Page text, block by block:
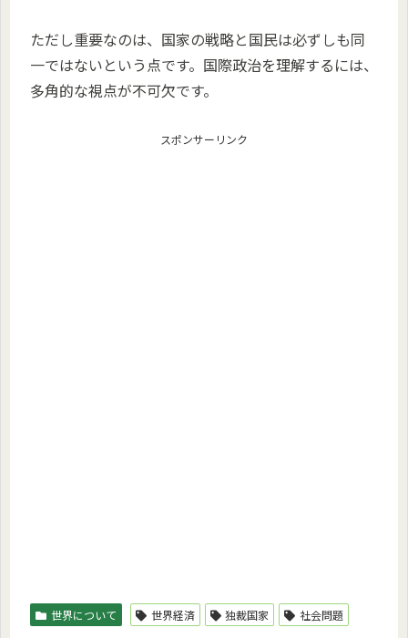
ただし重要なのは、国家の戦略と国民は必ずしも同
一ではないという点です。国際政治を理解するには、
多角的な視点が不可欠です。
スポンサーリンク
世界について 世界経済 独裁国家 社会問題